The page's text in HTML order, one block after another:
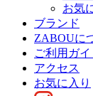
お気
ブランド
ZABOUに
ご利用ガイ
アクセス
お気に入り